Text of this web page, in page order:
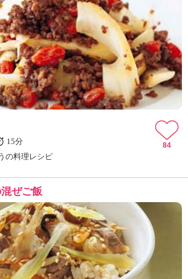
15分
の料理レシピ
84
ぜご飯